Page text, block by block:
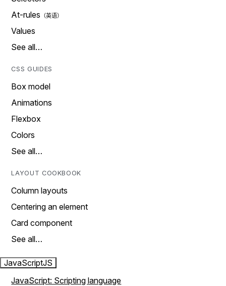
At-rules
Values
See all…
CSS GUIDES
Box model
Animations
Flexbox
Colors
See all…
LAYOUT COOKBOOK
Column layouts
Centering an element
Card component
See all…
JavaScriptJS
JavaScript: Scripting language